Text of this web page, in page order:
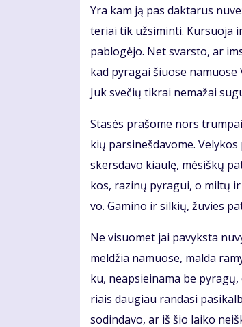
Yra kam ją pas dak­ta­rus
te­riai tik už­si­min­ti. Kur­suo­ja
pa­blo­gė­jo. Net svars­to, ar
kad py­ra­gai šiuo­se
Juk sve­čių tik­rai ne­ma­žai
Sta­sės pra­šo­me nors
kių par­si­neš­da­vo­me.
skers­da­vo kiau­lę, mė­siš­kų
kos, ra­zi­nų py­ra­gui, o mil­tų
vo. Ga­mi­no ir sil­kių, žu­vies
Ne vi­suo­met jai pa­vyks­ta
mel­džia na­muo­se, mal­da
ku, neap­si­ei­na­ma be
riais dau­giau ran­da­si
so­din­da­vo, ar iš šio lai­ko